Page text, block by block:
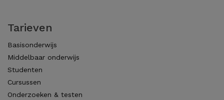
Tarieven
Basisonderwijs
Middelbaar onderwijs
Studenten
Cursussen
Onderzoeken & testen